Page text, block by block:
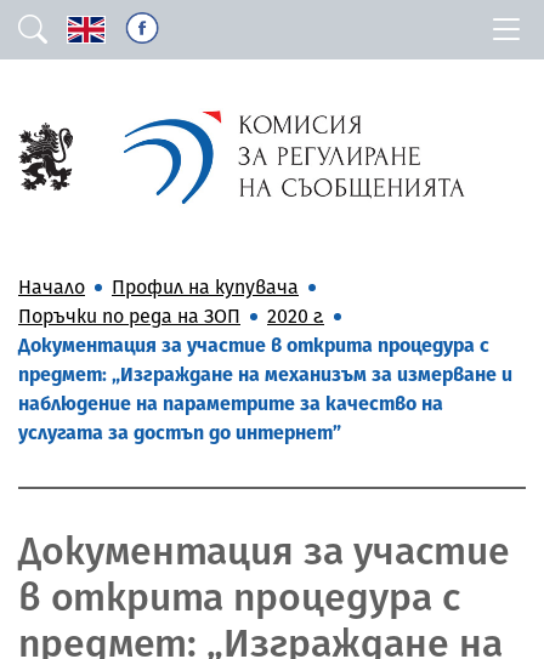
Начало
Профил на купувача
Поръчки по реда на ЗОП
2020 г.
Документация за участие в открита процедура с
предмет: „Изграждане на механизъм за измерване и
наблюдение на параметрите за качество на
услугата за достъп до интернет”
Документация за участие
в открита процедура с
предмет: „Изграждане на